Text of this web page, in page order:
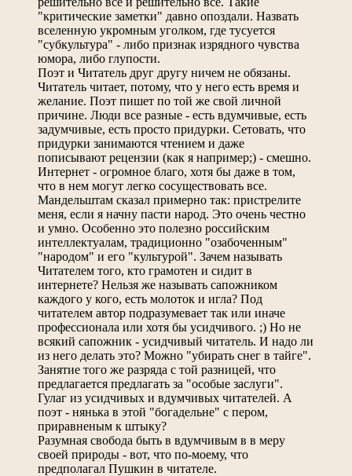
"критические заметки" давно опоздали. Назвать
вселенную укромным уголком, где тусуется
"субкультура" - либо признак изрядного чувства
юмора, либо глупости.
Поэт и Читатель друг другу ничем не обязаны.
Читатель читает, потому, что у него есть время и
желание. Поэт пишет по той же свой личной
причине. Люди все разные - есть вдумчивые, есть
задумчивые, есть просто придурки. Сетовать, что
придурки занимаются чтением и даже
пописывают рецензии (как я например;) - смешно.
Интернет - огромное благо, хотя бы даже в том,
что в нем могут легко сосуществовать все.
Мандельштам сказал примерно так: пристрелите
меня, если я начну пасти народ. Это очень честно
и умно. Особенно это полезно российским
интеллектуалам, традиционно "озабоченным"
"народом" и его "культурой". Зачем называть
Читателем того, кто грамотен и сидит в
интернете? Нельзя же называть сапожником
каждого у кого, есть молоток и игла? Под
читателем автор подразумевает так или иначе
профессионала или хотя бы усидчивого. ;) Но не
всякий сапожник - усидчивый читатель. И надо ли
из него делать это? Можно "убирать снег в тайге".
Занятие того же разряда с той разницей, что
предлагается предлагать за "особые заслуги".
Гулаг из усидчивых и вдумчивых читателей. А
поэт - нянька в этой "богадельне" с пером,
приравненым к штыку?
Разумная свобода быть в вдумчивым в в меру
своей природы - вот, что по-моему, что
предполагал Пушкин в читателе.